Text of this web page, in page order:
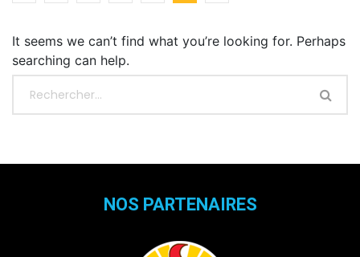
It seems we can’t find what you’re looking for. Perhaps
searching can help.
NOS PARTENAIRES